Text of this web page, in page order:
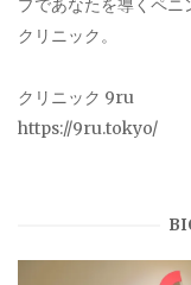
プであなたを導くペ
クリニック。
クリニック 9ru
https://9ru.tokyo/